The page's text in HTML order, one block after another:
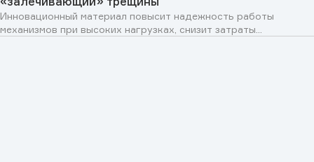
Инновационный материал повысит надежность работы
механизмов при высоких нагрузках, снизит затраты...